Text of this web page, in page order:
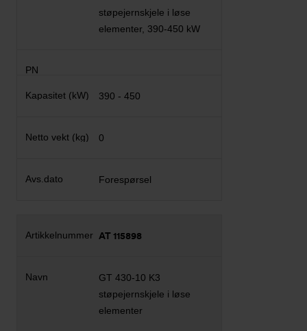
støpejernskjele i løse
elementer, 390-450 kW
390 - 450
0
Forespørsel
AT 115898
GT 430-10 K3
støpejernskjele i løse
elementer